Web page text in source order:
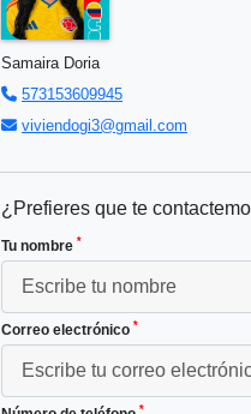
Samaira Doria
573153609945
viviendogi3@gmail.com
¿Prefieres que te
Tu nombre *
Correo electrónico *
*